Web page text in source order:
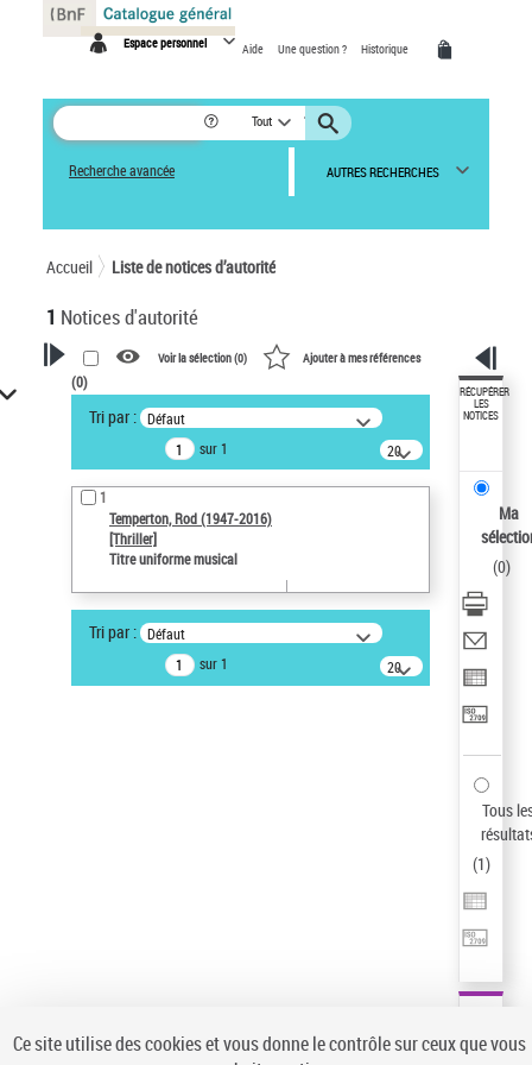
Espace personnel Aide Une question ? Historique
Tout
Recherche avancée AUTRES RECHERCHES
Accueil Liste de notices d’autorité
1 Notices d'autorité
VOTRE RECHERCHE
Recherche avancée dans les
notices d’autorité
Œuvres liées à l'auteur :
Temperton, Rod (1947-2016)
Type de notice d'autorité
Voir la sélection (0) Ajouter à mes références
(0)
Tri par : Défaut
sur 1
20
résultats/page
1
Temperton, Rod (1947-2016)
[Thriller]
Titre uniforme musical
Tri par : Défaut
sur 1
20
résultats/page
RÉCUPÉRER
LES
NOTICES
Ma
(0)
Tous
(1)
Panneau de gestion des cookies
Ce site utilise des cookies et vous donne le contrôle sur ceux que vous